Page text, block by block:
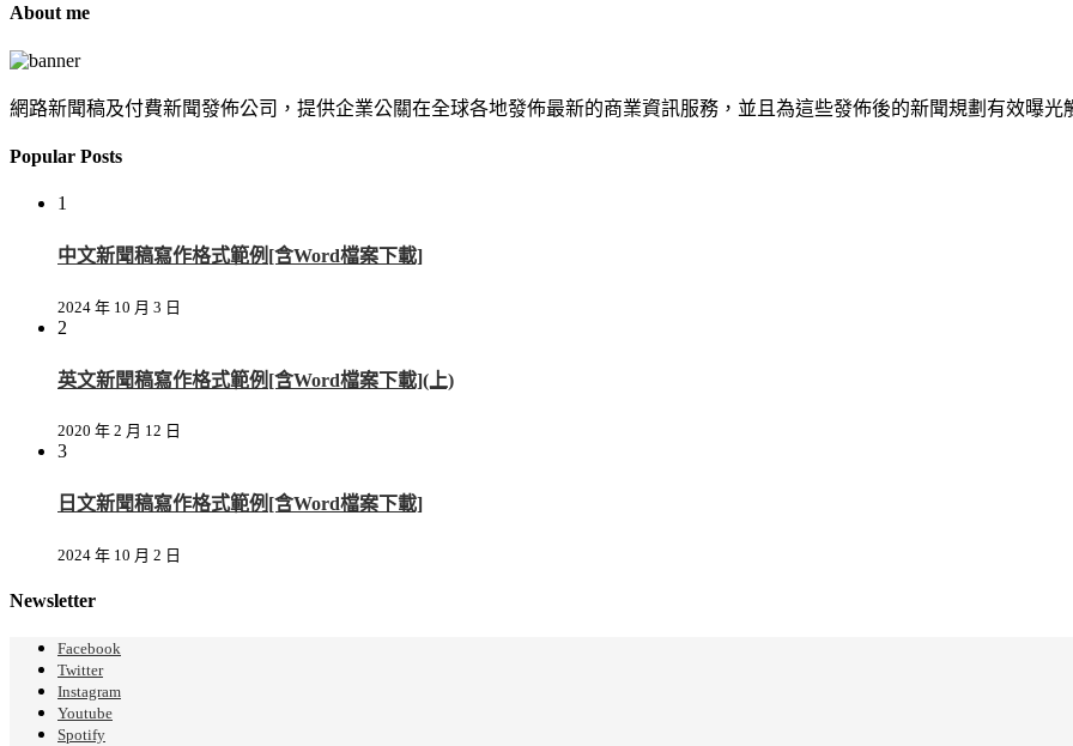
About me
網路新聞稿及付費新聞發佈公司，提供企業公關在全球各地發佈最新的商業資訊服務，並且為這些發佈後的新聞規劃有效曝光
Popular Posts
1
中文新聞稿寫作格式範例[含Word檔案下載]
2024 年 10 月 3 日
2
英文新聞稿寫作格式範例[含Word檔案下載](上)
2020 年 2 月 12 日
3
日文新聞稿寫作格式範例[含Word檔案下載]
2024 年 10 月 2 日
Newsletter
Facebook
Twitter
Instagram
Youtube
Spotify